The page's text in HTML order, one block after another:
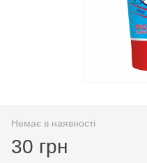
Немає в наявності
30 грн